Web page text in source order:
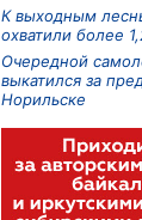
К выходным
охватили более
Очередной
выкатился за
Норильске